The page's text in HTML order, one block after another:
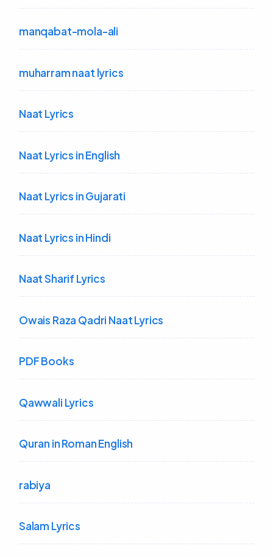
manqabat-mola-ali
muharram naat lyrics
Naat Lyrics
Naat Lyrics in English
Naat Lyrics in Gujarati
Naat Lyrics in Hindi
Naat Sharif Lyrics
Owais Raza Qadri Naat Lyrics
PDF Books
Qawwali Lyrics
Quran in Roman English
rabiya
Salam Lyrics